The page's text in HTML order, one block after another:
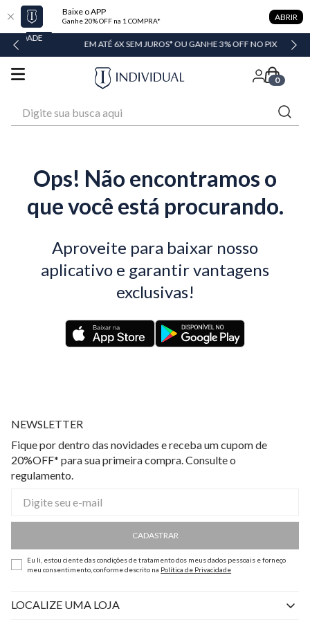
Baixe o APP
Ganhe 20% OFF na 1 COMPRA* ABRIR
EM ATÉ 6X SEM JUROS* OU GANHE 3% OFF NO PIX
0
Ops! Não encontramos o
que você está procurando.
Aproveite para baixar nosso
aplicativo e garantir vantagens
exclusivas!
NEWSLETTER
Fique por dentro das novidades e receba um cupom de
20%OFF* para sua primeira compra. Consulte o
regulamento.
CADASTRAR
Eu li, estou ciente das condições de tratamento dos meus dados pessoais e forneço
meu consentimento, conforme descrito na Política de Privacidade
LOCALIZE UMA LOJA